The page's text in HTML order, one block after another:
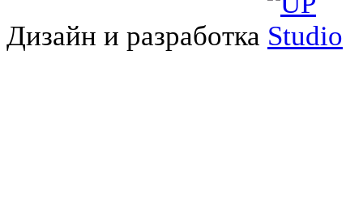
Дизайн и разработка